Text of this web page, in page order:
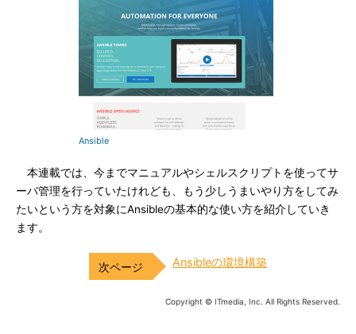
Ansible
本連載では、今までマニュアルやシェルスクリプトを使ってサ
ーバ管理を行っていたけれども、もう少しうまいやり方をしてみ
たいという方を対象にAnsibleの基本的な使い方を紹介していき
ます。
Ansibleの環境構築
Copyright © ITmedia, Inc. All Rights Reserved.